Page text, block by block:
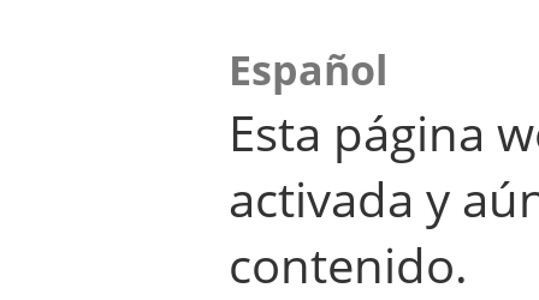
Español
Esta página
activada y
contenido.